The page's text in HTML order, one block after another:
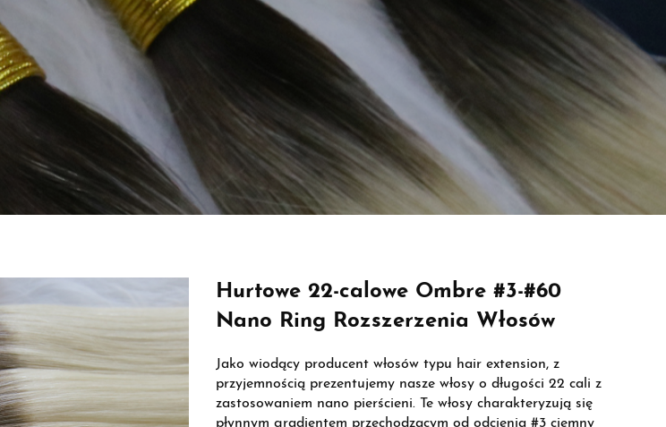
Hurtowe 22-calowe Ombre #3-#60
Nano Ring Rozszerzenia Włosów
Jako wiodący producent włosów typu hair extension, z
przyjemnością prezentujemy nasze włosy o długości 22 cali z
zastosowaniem nano pierścieni. Te włosy charakteryzują się
płynnym gradientem przechodzącym od odcienia #3 ciemny